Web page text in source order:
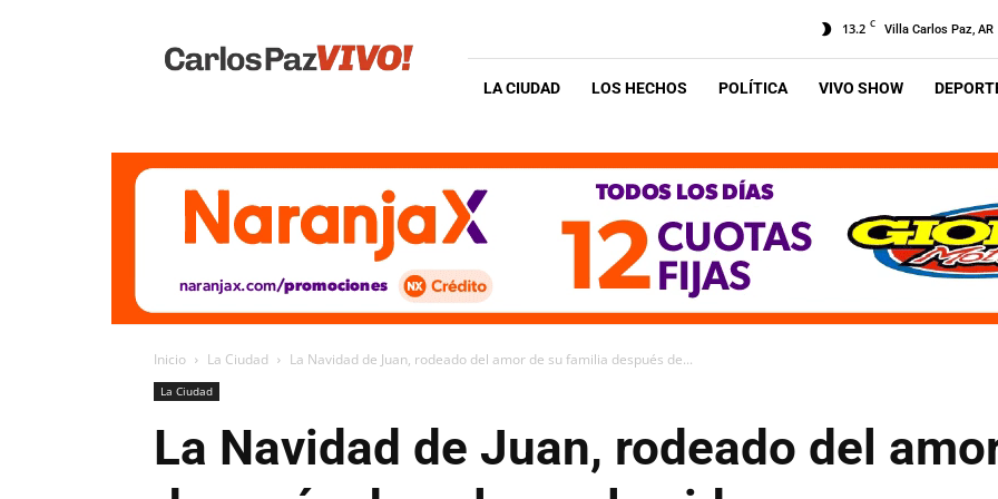
Vivo
13.2 C Villa Carlos Paz, AR
LA CIUDAD LOS HECHOS POLÍTICA VIVO SHOW
Inicio La Ciudad La Navidad de Juan, rodeado del amor de su familia después de...
La Ciudad
La Navidad de Juan, rodeado del